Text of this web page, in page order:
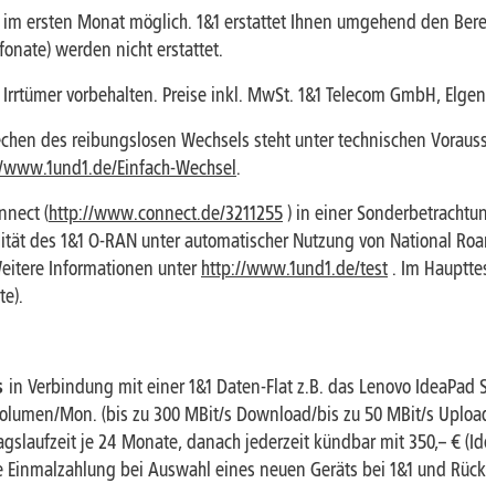
ersten Monat möglich. 1&1 erstattet Ihnen umgehend den
werden nicht erstattet.
vorbehalten. Preise inkl. MwSt. 1&1 Telecom GmbH,
des reibungslosen Wechsels steht unter technischen
Einfach-Wechsel .
(http://www.connect.de/3211255) in einer
des 1&1 O-RAN unter automatischer Nutzung von National
Informationen unter http://www.1und1.de/test . Im
in Verbindung mit einer 1&1 Daten-Flat z.B. das Lenovo
Mon. (bis zu 300 MBit/s Download/bis zu 50 MBit/s
je 24 Monate, danach jederzeit kündbar mit 350,– €
bei Auswahl eines neuen Geräts bei 1&1 und